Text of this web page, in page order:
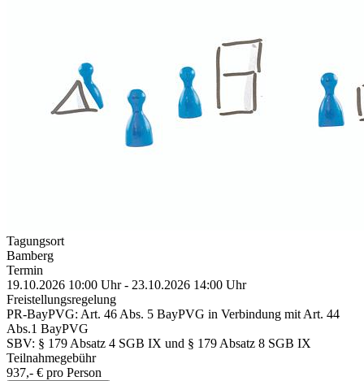
Tagungsort
Bamberg
Termin
19.10.2026 10:00 Uhr - 23.10.2026 14:00 Uhr
Freistellungsregelung
PR-BayPVG: Art. 46 Abs. 5 BayPVG in Verbindung mit Art. 44
Abs.1 BayPVG
SBV: § 179 Absatz 4 SGB IX und § 179 Absatz 8 SGB IX
Teilnahmegebühr
937,- € pro Person